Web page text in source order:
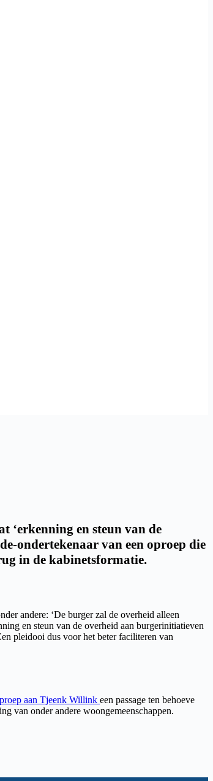
‘erkenning en steun van de
ondertekenaar van een oproep die
in de kabinetsformatie.
andere: ‘De burger zal de overheid alleen
en steun van de overheid aan burgerinitiatieven
pleidooi dus voor het beter faciliteren van
aan Tjeenk Willink een passage ten behoeve
van onder andere woongemeenschappen.